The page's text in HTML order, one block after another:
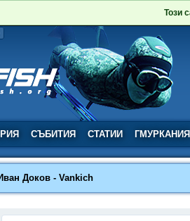
Този
СЪБИТИЯ СТАТИИ ГМУРКАНИЯ
Доков - Vankich